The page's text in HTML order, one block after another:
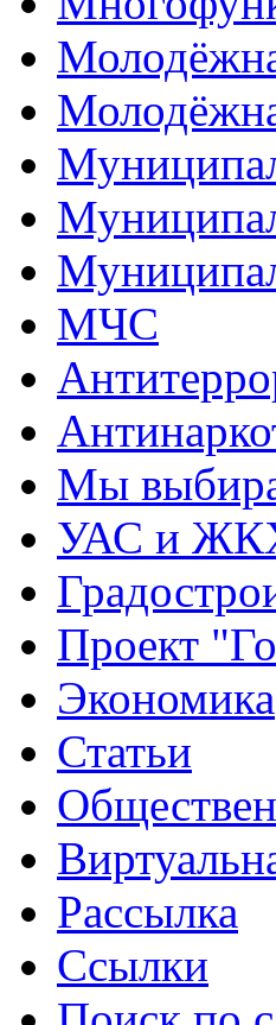
МЧС
Мы
УАС и
Проект
Экономика
Статьи
Рассылка
Ссылки